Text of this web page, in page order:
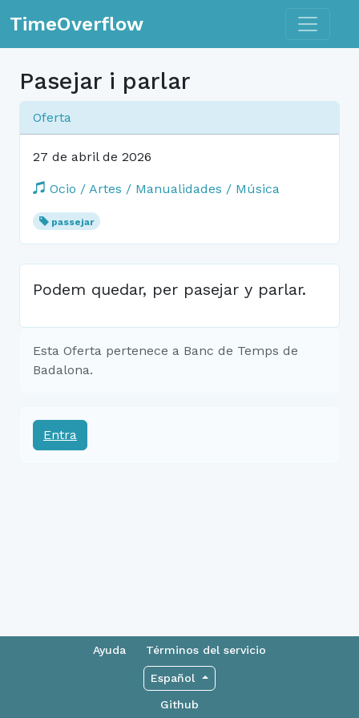
TimeOverflow Toggle
Pasejar i parlar
Oferta
27 de abril de 2026
Ocio / Artes / Manualidades / Música
passejar
Podem quedar, per pasejar y parlar.
Esta Oferta pertenece a Banc de Temps de
Badalona.
Entra
Ayuda Términos del servicio
Español
Github